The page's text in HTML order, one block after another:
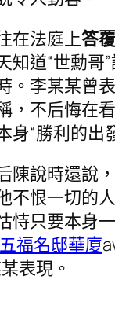
法庭上答覆
知道“世勳哥
。李某某曾
，不后悔在
身“勝利的出
說時還說，
不恨一切的
恃只要本身
五福名邸華廈
表現。